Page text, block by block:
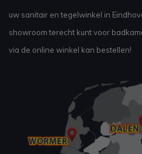
uw sanitair en tegelwinkel in
showroom terecht kunt voor
via de online winkel kan bestellen!